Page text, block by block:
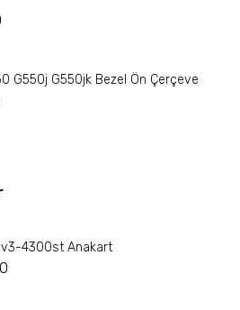
G550j G550jk Bezel Ön Çerçeve
4300st Anakart